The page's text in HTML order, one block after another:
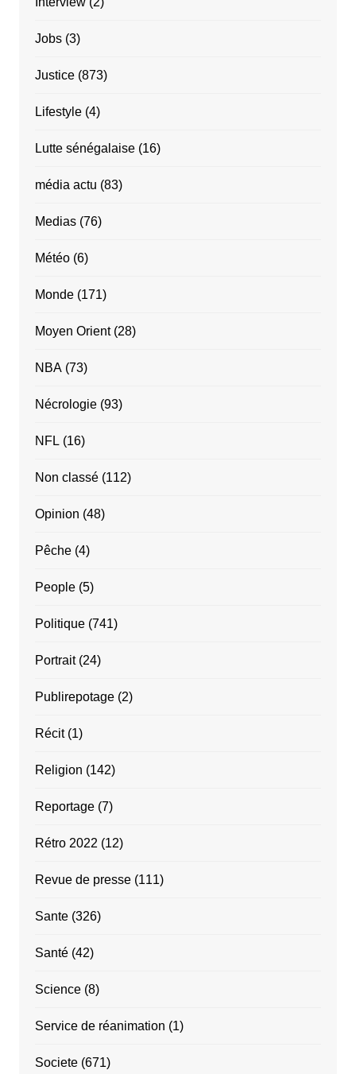
Jobs(3)
Justice(873)
Lifestyle(4)
Lutte sénégalaise(16)
média actu (83)
Medias(76)
Météo(6)
Monde(171)
Moyen Orient(28)
NBA(73)
Nécrologie(93)
NFL (16)
Non classé(112)
Opinion (48)
Pêche(4)
People(5)
Politique(741)
Portrait(24)
Publirepotage(2)
Récit(1)
Religion (142)
Reportage(7)
Rétro 2022 (12)
Revue de presse(111)
Sante(326)
Santé(42)
Science(8)
Service de réanimation (1)
Societe(671)